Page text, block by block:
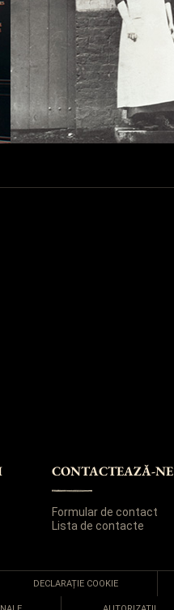
CONTACTEAZĂ-NE
Formular de contact
Lista de contacte
DECLARAȚIE COOKIE